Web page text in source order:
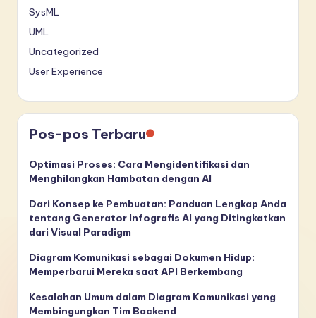
SysML
UML
Uncategorized
User Experience
Pos-pos Terbaru
Optimasi Proses: Cara Mengidentifikasi dan
Menghilangkan Hambatan dengan AI
Dari Konsep ke Pembuatan: Panduan Lengkap Anda
tentang Generator Infografis AI yang Ditingkatkan
dari Visual Paradigm
Diagram Komunikasi sebagai Dokumen Hidup:
Memperbarui Mereka saat API Berkembang
Kesalahan Umum dalam Diagram Komunikasi yang
Membingungkan Tim Backend